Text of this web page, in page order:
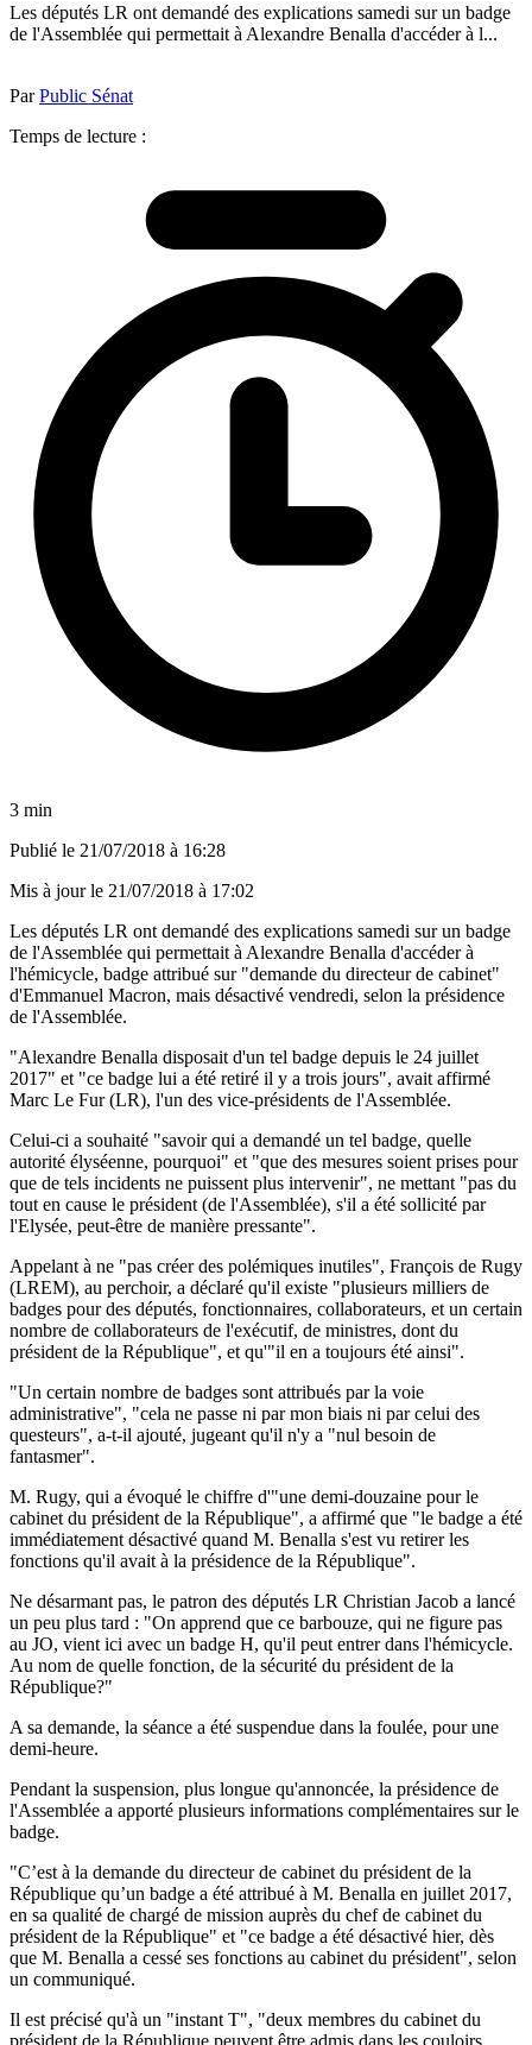
Les députés LR ont demandé des explications samedi sur un badge
de l'Assemblée qui permettait à Alexandre Benalla d'accéder à l...
ParPublic Sénat
Temps de lecture :
3 min
Publié le 21/07/2018 à 16:28
Mis à jour le 21/07/2018 à 17:02
Les députés LR ont demandé des explications samedi sur un badge
de l'Assemblée qui permettait à Alexandre Benalla d'accéder à
l'hémicycle, badge attribué sur "demande du directeur de cabinet"
d'Emmanuel Macron, mais désactivé vendredi, selon la présidence
de l'Assemblée.
"Alexandre Benalla disposait d'un tel badge depuis le 24 juillet
2017" et "ce badge lui a été retiré il y a trois jours", avait affirmé
Marc Le Fur (LR), l'un des vice-présidents de l'Assemblée.
Celui-ci a souhaité "savoir qui a demandé un tel badge, quelle
autorité élyséenne, pourquoi" et "que des mesures soient prises pour
que de tels incidents ne puissent plus intervenir", ne mettant "pas du
tout en cause le président (de l'Assemblée), s'il a été sollicité par
l'Elysée, peut-être de manière pressante".
Appelant à ne "pas créer des polémiques inutiles", François de Rugy
(LREM), au perchoir, a déclaré qu'il existe "plusieurs milliers de
badges pour des députés, fonctionnaires, collaborateurs, et un certain
nombre de collaborateurs de l'exécutif, de ministres, dont du
président de la République", et qu'"il en a toujours été ainsi".
"Un certain nombre de badges sont attribués par la voie
administrative", "cela ne passe ni par mon biais ni par celui des
questeurs", a-t-il ajouté, jugeant qu'il n'y a "nul besoin de
fantasmer".
M. Rugy, qui a évoqué le chiffre d'"une demi-douzaine pour le
cabinet du président de la République", a affirmé que "le badge a été
immédiatement désactivé quand M. Benalla s'est vu retirer les
fonctions qu'il avait à la présidence de la République".
Ne désarmant pas, le patron des députés LR Christian Jacob a lancé
un peu plus tard : "On apprend que ce barbouze, qui ne figure pas
au JO, vient ici avec un badge H, qu'il peut entrer dans l'hémicycle.
Au nom de quelle fonction, de la sécurité du président de la
République?"
A sa demande, la séance a été suspendue dans la foulée, pour une
demi-heure.
Pendant la suspension, plus longue qu'annoncée, la présidence de
l'Assemblée a apporté plusieurs informations complémentaires sur le
badge.
"C’est à la demande du directeur de cabinet du président de la
République qu’un badge a été attribué à M. Benalla en juillet 2017,
en sa qualité de chargé de mission auprès du chef de cabinet du
président de la République" et "ce badge a été désactivé hier, dès
que M. Benalla a cessé ses fonctions au cabinet du président", selon
un communiqué.
Il est précisé qu'à un "instant T", "deux membres du cabinet du
président de la République peuvent être admis dans les couloirs